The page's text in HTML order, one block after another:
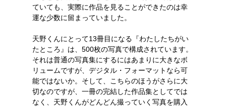
ていても、実際に作品を見ることができたのは幸
運な少数に留まっていました。
天野くんにとって13冊目になる『わたしたちがい
たところ』は、500枚の写真で構成されています。
それは普通の写真集にするにはあまりに大きなボ
リュームですが、デジタル・フォーマットなら可
能ではないか。そして、こちらのほうがさらに大
切なのですが、一冊の完結した作品集としてでは
なく、天野くんがどんどん撮っていく写真を購入